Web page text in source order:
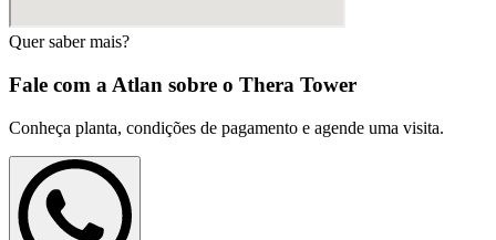
Quer saber mais?
Fale com a Atlan sobre o Thera Tower
Conheça planta, condições de pagamento e agende uma visita.